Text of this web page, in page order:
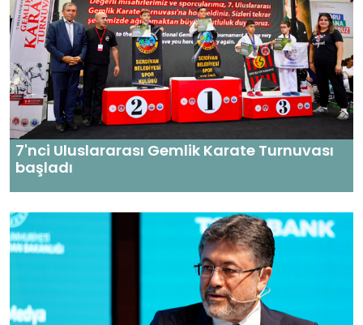
7'nci Uluslararası Gemlik Karate Turnuvası
başladı